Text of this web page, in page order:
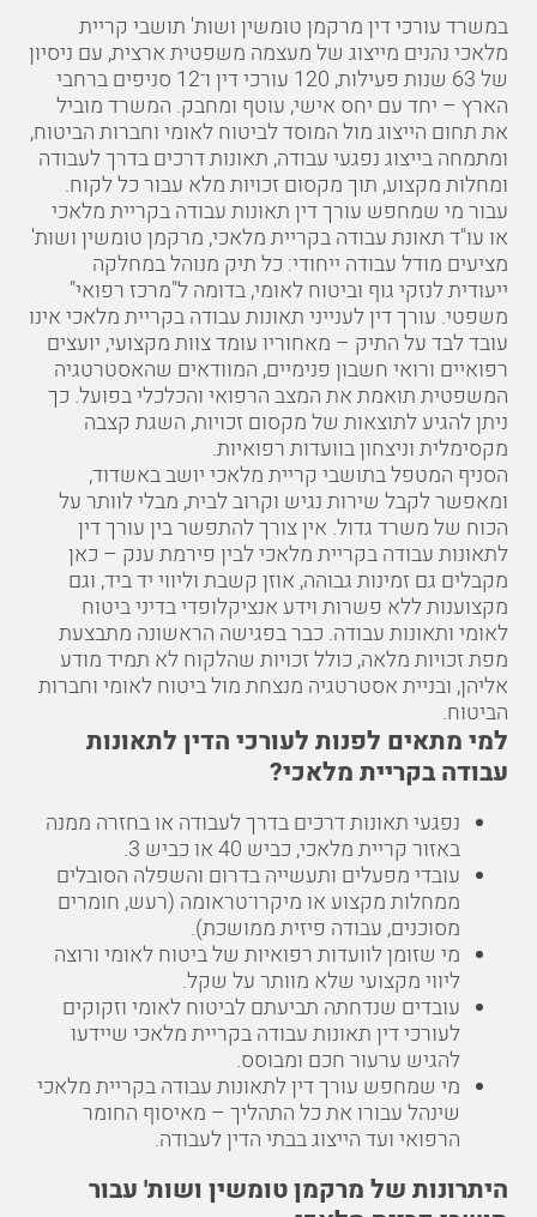
במשרד עורכי דין מרקמן טומשין ושות' תושבי קריית
מלאכי נהנים מייצוג של מעצמה משפטית ארצית, עם ניסיון
של 63 שנות פעילות, 120 עורכי דין ו־12 סניפים ברחבי
הארץ – יחד עם יחס אישי, עוטף ומחבק. המשרד מוביל
את תחום הייצוג מול המוסד לביטוח לאומי וחברות הביטוח,
ומתמחה בייצוג נפגעי עבודה, תאונות דרכים בדרך לעבודה
ומחלות מקצוע, תוך מקסום זכויות מלא עבור כל לקוח.
עבור מי שמחפש עורך דין תאונות עבודה בקריית מלאכי
או עו"ד תאונת עבודה בקריית מלאכי, מרקמן טומשין ושות'
מציעים מודל עבודה ייחודי: כל תיק מנוהל במחלקה
ייעודית לנזקי גוף וביטוח לאומי, בדומה ל"מרכז רפואי"
משפטי. עורך דין לענייני תאונות עבודה בקריית מלאכי אינו
עובד לבד על התיק – מאחוריו עומד צוות מקצועי, יועצים
רפואיים ורואי חשבון פנימיים, המוודאים שהאסטרטגיה
המשפטית תואמת את המצב הרפואי והכלכלי בפועל. כך
ניתן להגיע לתוצאות של מקסום זכויות, השגת קצבה
מקסימלית וניצחון בוועדות רפואיות.
הסניף המטפל בתושבי קריית מלאכי יושב באשדוד,
ומאפשר לקבל שירות נגיש וקרוב לבית, מבלי לוותר על
הכוח של משרד גדול. אין צורך להתפשר בין עורך דין
לתאונות עבודה בקריית מלאכי לבין פירמת ענק – כאן
מקבלים גם זמינות גבוהה, אוזן קשבת וליווי יד ביד, וגם
מקצוענות ללא פשרות וידע אנציקלופדי בדיני ביטוח
לאומי ותאונות עבודה. כבר בפגישה הראשונה מתבצעת
מפת זכויות מלאה, כולל זכויות שהלקוח לא תמיד מודע
אליהן, ובניית אסטרטגיה מנצחת מול ביטוח לאומי וחברות
הביטוח.
למי מתאים לפנות לעורכי הדין לתאונות
עבודה בקריית מלאכי?
נפגעי תאונות דרכים בדרך לעבודה או בחזרה ממנה
באזור קריית מלאכי, כביש 40 או כביש 3.
עובדי מפעלים ותעשייה בדרום והשפלה הסובלים
ממחלות מקצוע או מיקרו־טראומה (רעש, חומרים
מסוכנים, עבודה פיזית ממושכת).
מי שזומן לוועדות רפואיות של ביטוח לאומי ורוצה
ליווי מקצועי שלא מוותר על שקל.
עובדים שנדחתה תביעתם לביטוח לאומי וזקוקים
לעורכי דין תאונות עבודה בקריית מלאכי שיידעו
להגיש ערעור חכם ומבוסס.
מי שמחפש עורך דין לתאונות עבודה בקריית מלאכי
שינהל עבורו את כל התהליך – מאיסוף החומר
הרפואי ועד הייצוג בבתי הדין לעבודה.
היתרונות של מרקמן טומשין ושות' עבור